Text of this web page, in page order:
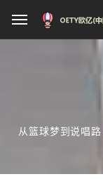
从篮球梦到说唱